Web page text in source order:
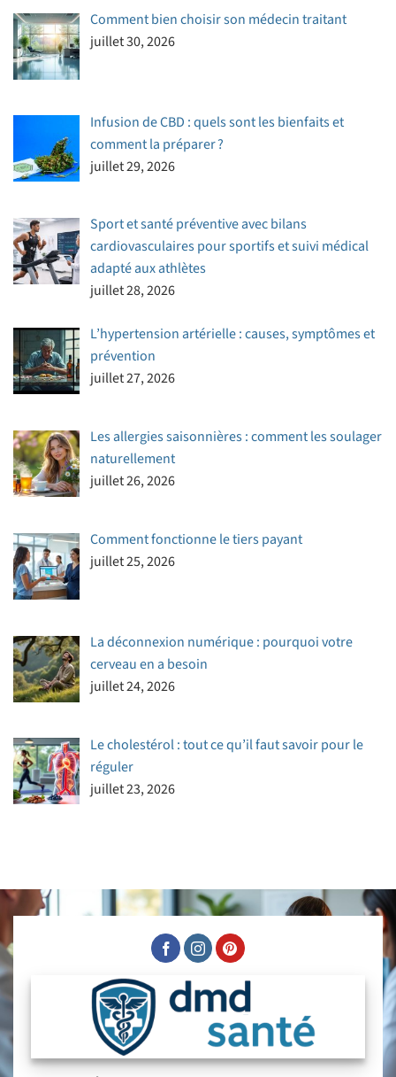
Comment bien choisir son médecin traitant
juillet 30, 2026
Infusion de CBD : quels sont les bienfaits et
comment la préparer ?
juillet 29, 2026
Sport et santé préventive avec bilans
cardiovasculaires pour sportifs et suivi médical
adapté aux athlètes
juillet 28, 2026
L’hypertension artérielle : causes, symptômes et
prévention
juillet 27, 2026
Les allergies saisonnières : comment les soulager
naturellement
juillet 26, 2026
Comment fonctionne le tiers payant
juillet 25, 2026
La déconnexion numérique : pourquoi votre
cerveau en a besoin
juillet 24, 2026
Le cholestérol : tout ce qu’il faut savoir pour le
réguler
juillet 23, 2026